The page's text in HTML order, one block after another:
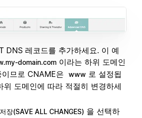
DNS 레코드를 추가하세요. 이 예
domain.com 이라는 하위 도메인
므로 CNAME은
www 로 설정됩
위 도메인에 따라 적절히 변경하세
장(SAVE ALL CHANGES) 을 선택하